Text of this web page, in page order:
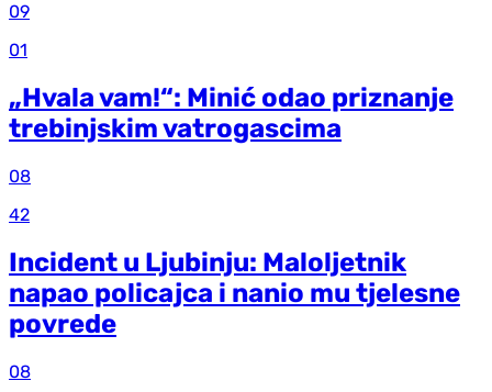
09
01
„Hvala vam!“: Minić odao priznanje
trebinjskim vatrogascima
08
42
Incident u Ljubinju: Maloljetnik
napao policajca i nanio mu tjelesne
povrede
08